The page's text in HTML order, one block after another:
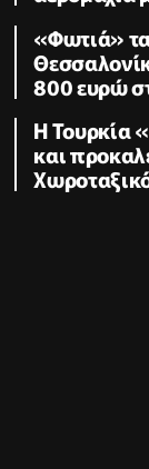
«Φωτιά»
800 ευρώ
Η Τουρκία
και